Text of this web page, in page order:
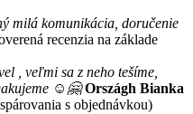
milá komunikácia, doručenie
recenzia na základe
, veľmi sa z neho tešíme,
☺️🤗 Országh Bianka
s objednávkou)